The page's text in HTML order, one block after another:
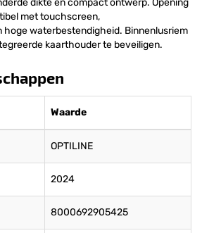
dikte en compact ontwerp. Opening
met touchscreen,
waterbestendigheid. Binnenlusriem
kaarthouder te beveiligen.
Waarde
OPTILINE
2024
8000692905425